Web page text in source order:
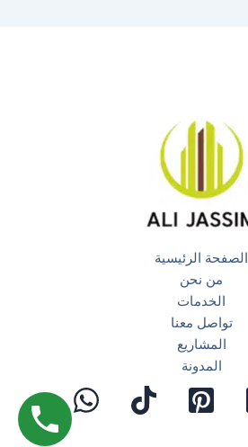
الصفحة الرئيسية
من نحن
الخدمات
تواصل معنا
المشاريع
المدونة